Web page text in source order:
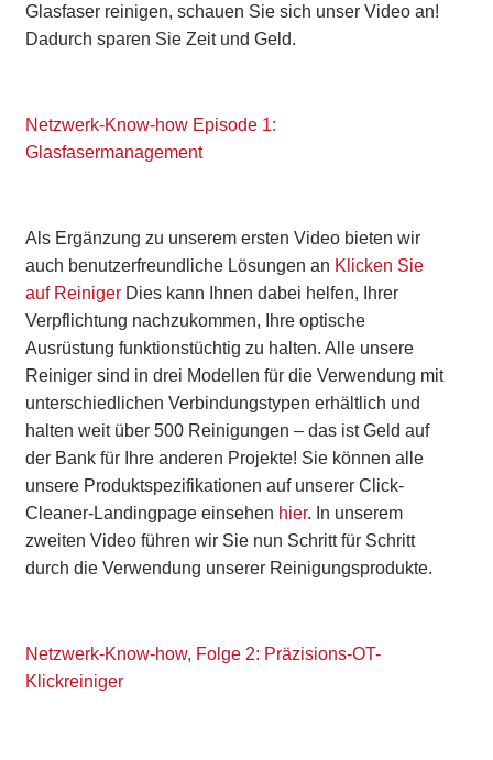
Glasfaser reinigen, schauen Sie sich unser Video an!
Dadurch sparen Sie Zeit und Geld.
Netzwerk-Know-how Episode 1:
Glasfasermanagement
Als Ergänzung zu unserem ersten Video bieten wir
auch benutzerfreundliche Lösungen an Klicken Sie
auf Reiniger Dies kann Ihnen dabei helfen, Ihrer
Verpflichtung nachzukommen, Ihre optische
Ausrüstung funktionstüchtig zu halten. Alle unsere
Reiniger sind in drei Modellen für die Verwendung mit
unterschiedlichen Verbindungstypen erhältlich und
halten weit über 500 Reinigungen – das ist Geld auf
der Bank für Ihre anderen Projekte! Sie können alle
unsere Produktspezifikationen auf unserer Click-
Cleaner-Landingpage einsehen hier. In unserem
zweiten Video führen wir Sie nun Schritt für Schritt
durch die Verwendung unserer Reinigungsprodukte.
Netzwerk-Know-how, Folge 2: Präzisions-OT-
Klickreiniger